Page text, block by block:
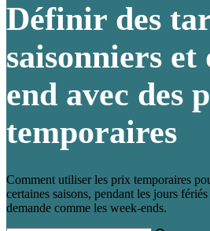
Définir des
saisonniers et
end avec des
temporaires
Comment utiliser les prix temporaires
certaines saisons, pendant les jours
demande comme les week-ends.